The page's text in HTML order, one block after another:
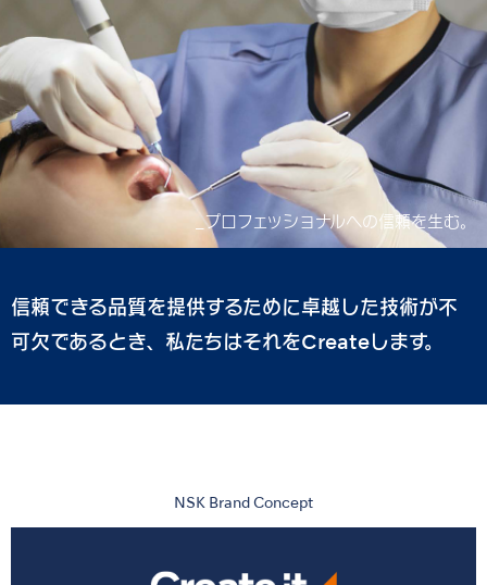
_プロフェッショナルへの信頼を生む。
信頼できる品質を提供するために卓越した技術が不
可欠であるとき、私たちはそれをCreateします。
_工場の未来をつくる。
_より良い治療を生み出す。
_プロフェッショナルへの信頼を生む。
_工場の未来をつくる。
_より良い治療を生み出す。
NSK Brand Concept